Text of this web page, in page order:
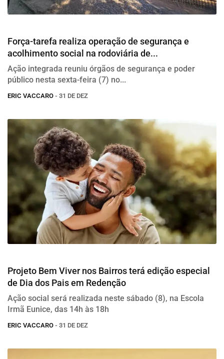
Força-tarefa realiza operação de segurança e
acolhimento social na rodoviária de...
Ação integrada reuniu órgãos de segurança e poder
público nesta sexta-feira (7) no...
ERIC VACCARO - 31 DE DEZ
Projeto Bem Viver nos Bairros terá edição especial
de Dia dos Pais em Redenção
Ação social será realizada neste sábado (8), na Escola
Irmã Eunice, das 14h às 18h
ERIC VACCARO - 31 DE DEZ